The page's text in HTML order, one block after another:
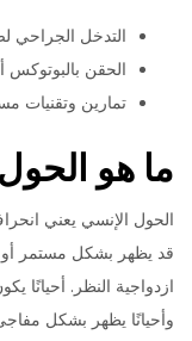
التدخل الجراحي
الحقن بالبوتوكس
تمارين وتقنيات
ما هو
الحول الإنسي يعني
قد يظهر بشكل مستمر أو
ازدواجية النظر. أحيانًا
وأحيانًا يظهر بشكل